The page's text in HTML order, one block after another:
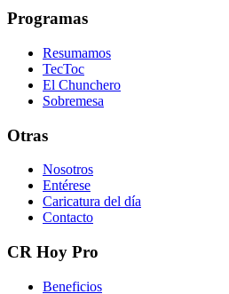
Programas
Resumamos
TecToc
El Chunchero
Sobremesa
Otras
Nosotros
Entérese
Caricatura del día
Contacto
CR Hoy Pro
Beneficios